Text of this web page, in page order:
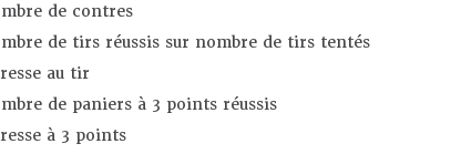
de contres
de tirs réussis sur nombre de tirs tentés
au tir
de paniers à 3 points réussis
à 3 points